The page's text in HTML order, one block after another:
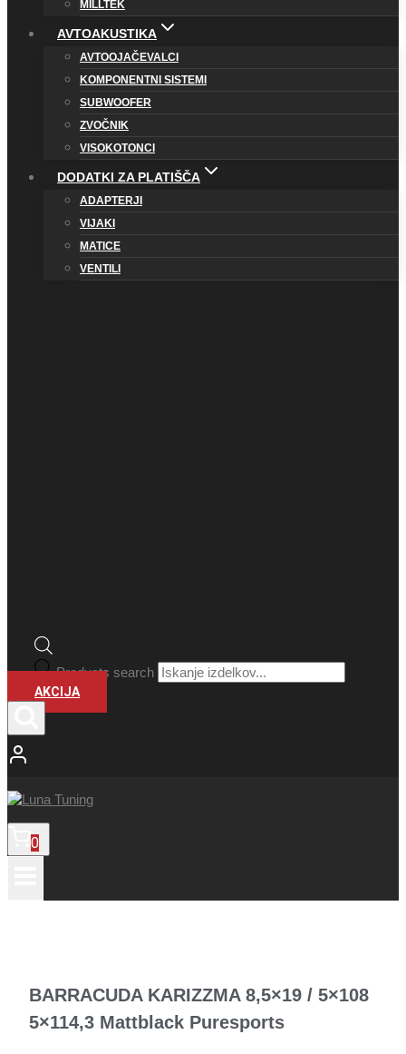
MILLTEK
AVTOAKUSTIKA
AVTOOJAČEVALCI
KOMPONENTNI SISTEMI
SUBWOOFER
ZVOČNIK
VISOKOTONCI
DODATKI ZA PLATIŠČA
ADAPTERJI
VIJAKI
MATICE
VENTILI
Products search
AKCIJA
0
BARRACUDA KARIZZMA 8,5×19 / 5×108
5×114,3 Mattblack Puresports